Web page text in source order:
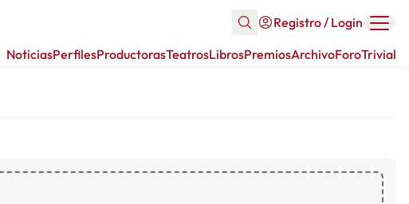
Registro / Login
NoticiasPerfilesProductorasTeatrosLibrosPremiosArchivoForoTrivial